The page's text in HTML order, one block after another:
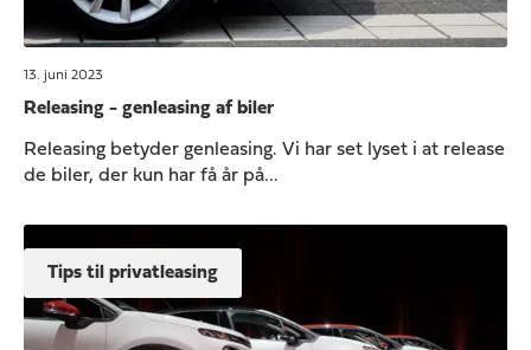
13. juni 2023
Releasing - genleasing af biler
Releasing betyder genleasing. Vi har set lyset i at release
de biler, der kun har få år på...
Tips til privatleasing